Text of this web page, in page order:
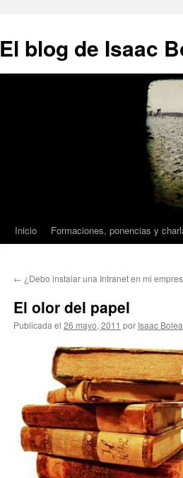
El blog de Isaac
Saltar
contenido
Inicio Formaciones, ponencias y
← ¿Debo instalar una Intranet en mi
El olor del papel
Publicada el 26 mayo, 2011 por Isaac Bolea